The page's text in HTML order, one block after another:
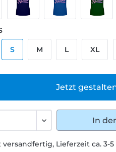
versandfertig, Lieferzeit ca. 3-
Jetzt
S M L XL
In